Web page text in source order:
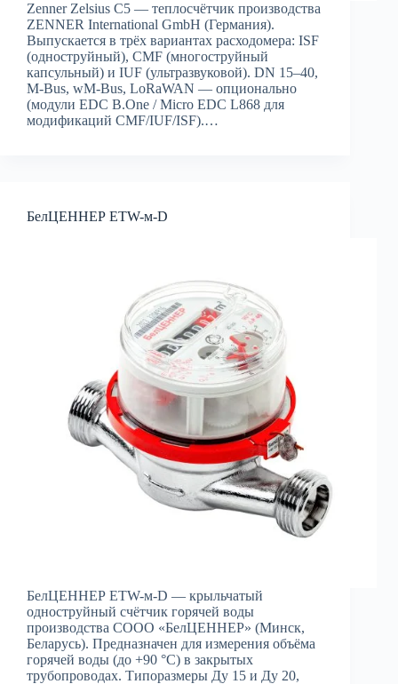
Zenner Zelsius C5 — теплосчётчик производства
ZENNER International GmbH (Германия).
Выпускается в трёх вариантах расходомера: ISF
(одноструйный), CMF (многоструйный
капсульный) и IUF (ультразвуковой). DN 15–40,
M-Bus, wM-Bus, LoRaWAN — опционально
(модули EDC B.One / Micro EDC L868 для
модификаций CMF/IUF/ISF).…
БелЦЕННЕР ETW-м-D
БелЦЕННЕР ETW-м-D — крыльчатый
одноструйный счётчик горячей воды
производства СООО «БелЦЕННЕР» (Минск,
Беларусь). Предназначен для измерения объёма
горячей воды (до +90 °C) в закрытых
трубопроводах. Типоразмеры Ду 15 и Ду 20,